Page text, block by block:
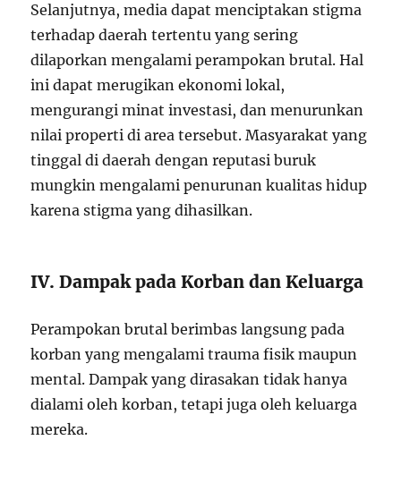
Selanjutnya, media dapat menciptakan stigma
terhadap daerah tertentu yang sering
dilaporkan mengalami perampokan brutal. Hal
ini dapat merugikan ekonomi lokal,
mengurangi minat investasi, dan menurunkan
nilai properti di area tersebut. Masyarakat yang
tinggal di daerah dengan reputasi buruk
mungkin mengalami penurunan kualitas hidup
karena stigma yang dihasilkan.
IV. Dampak pada Korban dan Keluarga
Perampokan brutal berimbas langsung pada
korban yang mengalami trauma fisik maupun
mental. Dampak yang dirasakan tidak hanya
dialami oleh korban, tetapi juga oleh keluarga
mereka.